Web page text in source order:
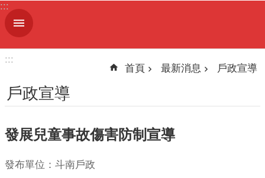
跳到主要內容區塊
進
階
關
介
:::
:::
首頁 最新消息 戶政宣導
戶政宣導
發展兒童事故傷害防制宣導
發布單位：斗南戶政